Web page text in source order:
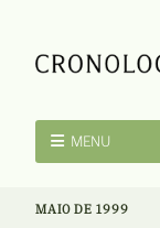
MENU
MAIO DE 1999